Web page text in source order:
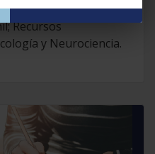
en el
Recursos
y Neurociencia.